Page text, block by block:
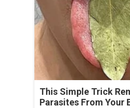
This Simple Trick
Parasites From Your